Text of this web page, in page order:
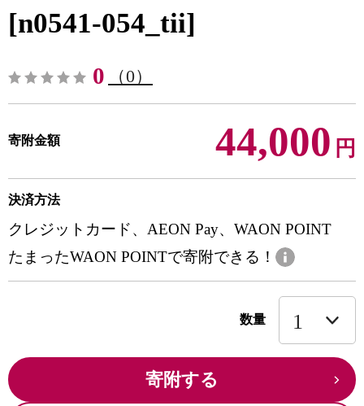
[n0541-054_tii]
0 （0）
寄附金額 44,000 円
決済方法
クレジットカード、AEON Pay、WAON POINT
たまったWAON POINTで寄附できる！
数量
寄附する